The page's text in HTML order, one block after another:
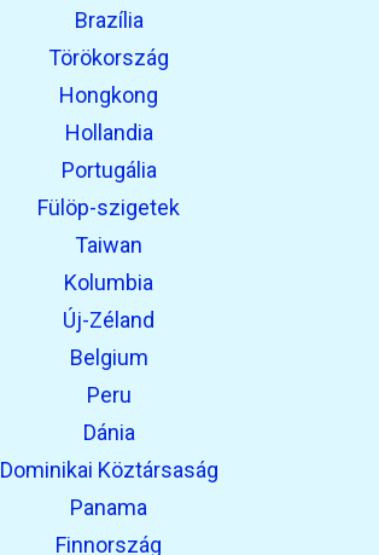
Brazília
Törökország
Hongkong
Hollandia
Portugália
Fülöp-szigetek
Taiwan
Kolumbia
Új-Zéland
Belgium
Peru
Dánia
Dominikai Köztársaság
Panama
Finnország